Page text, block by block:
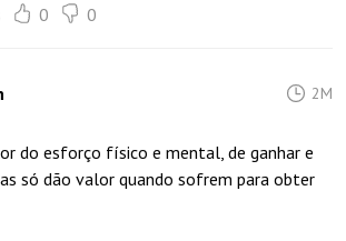
0 0
2M
do esforço físico e mental, de ganhar e
só dão valor quando sofrem para obter